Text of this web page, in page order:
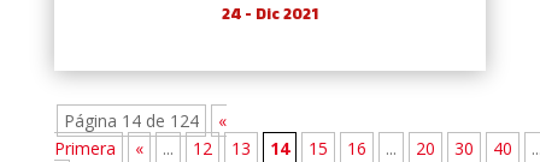
24 - Dic 2021
Página 14 de 124
«
Primera
« ... 12 13 14 15 16 ... 20 30 40